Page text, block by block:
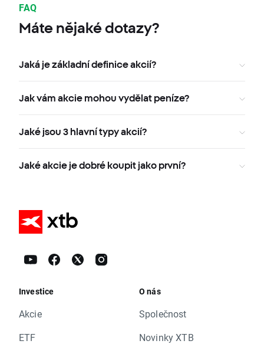
FAQ
Máte nějaké dotazy?
Jaká je základní definice akcií?
Jak vám akcie mohou vydělat peníze?
Jaké jsou 3 hlavní typy akcií?
Jaké akcie je dobré koupit jako první?
Investice
Akcie
ETF
O nás
Společnost
Novinky XTB